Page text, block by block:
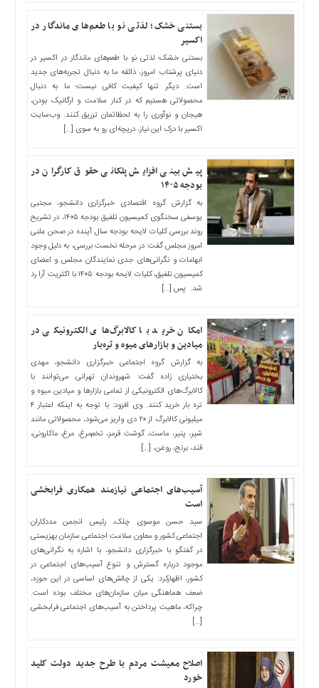
بستنی خشک؛ لذتی نو با طعم‌های ماندگار در
اکسیر
بستنی خشک؛ لذتی نو با طعم‌های ماندگار در اکسیر در
دنیای پرشتاب امروز، ذائقه ما به دنبال تجربه‌های جدید
است. دیگر تنها کیفیت کافی نیست؛ ما به دنبال
محصولاتی هستیم که در کنار سلامت و ارگانیک بودن،
هیجان و نوآوری را به لحظاتمان تزریق کنند. وب‌سایت
اکسیر با درک این نیاز، دریچه‌ای رو به سوی […]
پیش بینی افزایش پلکانی حقوق کارگران در
بودجه ۱۴۰۵
به گزارش گروه اقتصادی خبرگزاری دانشجو، مجتبی
یوسفی سخنگوی کمیسیون تلفیق بودجه ۱۴۰۵، در تشریح
روند بررسی کلیات لایحه بودجه سال آینده در صحن علنی
امروز مجلس گفت: در مرحله نخست بررسی، به دلیل وجود
ابهامات و نگرانی‌های جدی نمایندگان مجلس و اعضای
کمیسیون تلفیق، کلیات لایحه بودجه ۱۴۰۵ با اکثریت آرا رد
شد. پس […]
امکان خرید با کالابرگ‌های الکترونیکی در
میادین و بازارهای میوه و تره‌بار
به گزارش گروه اجتماعی خبرگزاری دانشجو، مهدی
بختیاری زاده گفت: شهروندان تهرانی می‌توانند با
کالابرگ‌های الکترونیکی از تمامی بازار‌ها و میادین میوه و
تره بار خرید کنند. وی افزود: با توجه به اینکه اعتبار ۴
میلیونی کالابرگ از ۲۰ دی واریز می‌شود، محصولاتی مانند
شیر، پنیر، ماست، گوشت قرمز، تخم‌مرغ، مرغ، ماکارونی،
قند، برنج، روغن، […]
آسیب‌های اجتماعی نیازمند همکاری فرابخشی
است
سید حسن موسوی چلک، رئیس انجمن مددکاران
اجتماعی کشور و معاون سلامت اجتماعی سازمان بهزیستی
در گفتگو با خبرگزاری دانشجو، با اشاره به نگرانی‌های
موجود درباره گسترش و تنوع آسیب‌های اجتماعی در
کشور، اظهارکرد: یکی از چالش‌های اساسی در این حوزه،
ضعف هماهنگی میان سازمان‌های مختلف بوده است.
چراکه، ماهیت پرداختن به آسیب‌های اجتماعی فرابخشی
[…]
اصلاح معیشت مردم با طرح جدید دولت کلید
خورد